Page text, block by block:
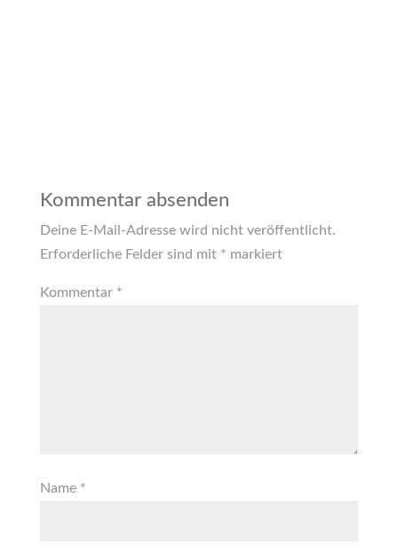
Kommentar absenden
Deine E-Mail-Adresse wird nicht veröffentlicht.
Erforderliche Felder sind mit * markiert
Kommentar *
Name *